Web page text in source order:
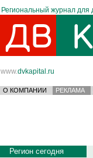
Региональный журнал для
www.dvkapital.ru
О КОМПАНИИ РЕКЛАМА
Регион сегодня